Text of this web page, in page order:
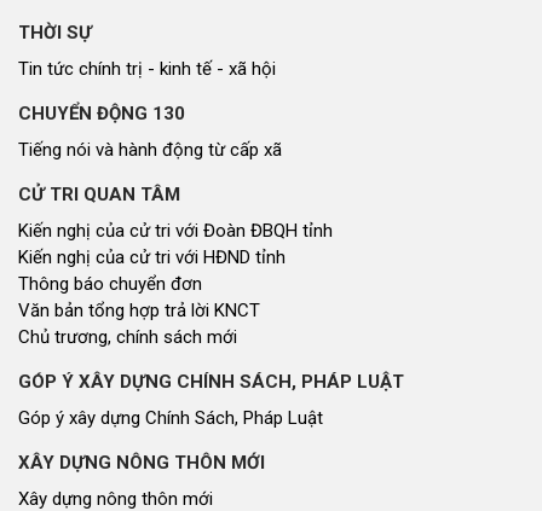
THỜI SỰ
Tin tức chính trị - kinh tế - xã hội
CHUYỂN ĐỘNG 130
Tiếng nói và hành động từ cấp xã
CỬ TRI QUAN TÂM
Kiến nghị của cử tri với Đoàn ĐBQH tỉnh
Kiến nghị của cử tri với HĐND tỉnh
Thông báo chuyển đơn
Văn bản tổng hợp trả lời KNCT
Chủ trương, chính sách mới
GÓP Ý XÂY DỰNG CHÍNH SÁCH, PHÁP LUẬT
Góp ý xây dựng Chính Sách, Pháp Luật
XÂY DỰNG NÔNG THÔN MỚI
Xây dựng nông thôn mới